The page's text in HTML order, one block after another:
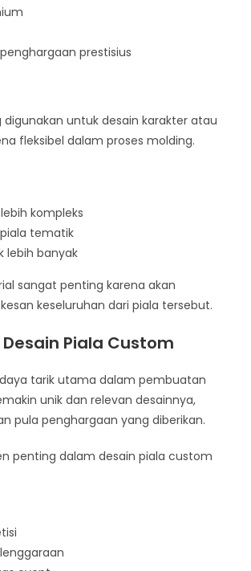
prestisius
digunakan untuk desain karakter atau
fleksibel dalam proses molding.
kompleks
tematik
lebih banyak
sangat penting karena akan
keseluruhan dari piala tersebut.
Piala Custom
tarik utama dalam pembuatan
unik dan relevan desainnya,
pula penghargaan yang diberikan.
penting dalam desain piala custom